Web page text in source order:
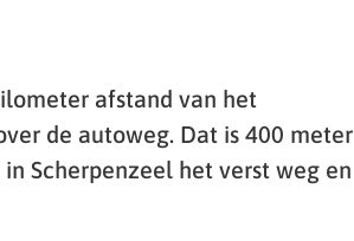
afstand van het
de autoweg. Dat is 400 meter
Scherpenzeel het verst weg en